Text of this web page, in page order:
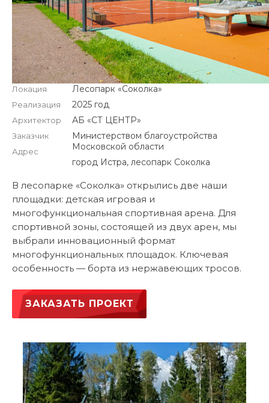
Локация
Реализация
Архитектор
Заказчик
Адрес
Лесопарк «Соколка»
2025 год
АБ «СТ ЦЕНТР»
Министерством благоустройства
Московской области
город Истра, лесопарк Соколка
В лесопарке «Соколка» открылись две наши
площадки: детская игровая и
многофункциональная спортивная арена. Для
спортивной зоны, состоящей из двух арен, мы
выбрали инновационный формат
многофункциональных площадок. Ключевая
особенность — борта из нержавеющих тросов.
ЗАКАЗАТЬ ПРОЕКТ